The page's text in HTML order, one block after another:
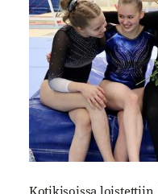
Kotikisoissa